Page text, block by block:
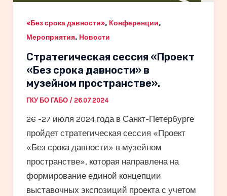
«Без срока давности», Конференции,
Мероприятия, Новости
Стратегическая сессия «Проект
«Без срока давности» в
музейном пространстве».
ГКУ БО ГАБО / 26.07.2024
26 -27 июля 2024 года в Санкт-Петербурге
пройдет стратегическая сессия «Проект
«Без срока давности» в музейном
пространстве», которая направлена на
формирование единой концепции
выставочных экспозиций проекта с учетом